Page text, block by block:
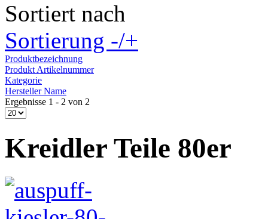
Sortiert nach
Sortierung -/+
Produktbezeichnung
Produkt Artikelnummer
Kategorie
Hersteller Name
Ergebnisse 1 - 2 von 2
Kreidler Teile 80er